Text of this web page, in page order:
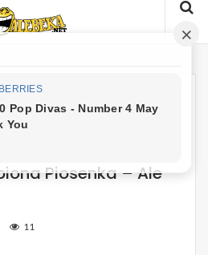
Siedzeniu
Radio Zaczyna
Piosenka – Ale
11